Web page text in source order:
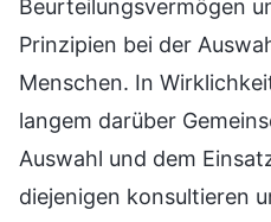
Beurteilungsvermögen
Prinzipien bei der
Menschen. In
langem darüber
Auswahl und dem
diejenigen konsultieren